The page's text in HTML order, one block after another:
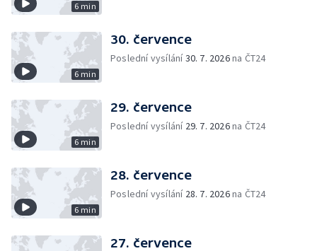
6 min
6 min
30. července
Poslední vysílání30. 7. 2026na ČT24
6 min
29. července
Poslední vysílání 29. 7. 2026na ČT24
6 min
28. července
Poslední vysílání 28. 7. 2026na ČT24
27. července